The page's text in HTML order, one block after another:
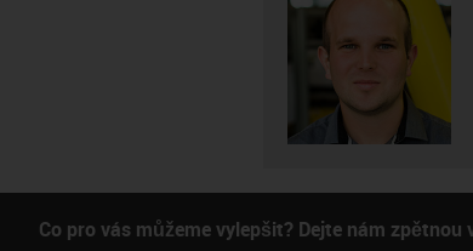
Co pro vás můžeme vylepšit? Dejte nám zpětnou